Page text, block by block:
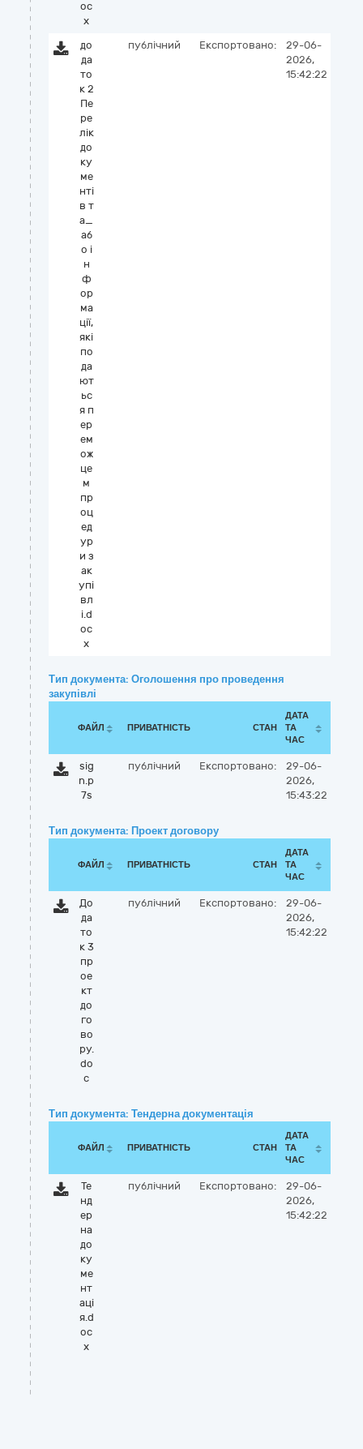
oc
x
до
да
то
к 2
Пе
ре
лік
до
ку
ме
нті
в т
а_
аб
о і
н
ф
ор
ма
ції,
які
по
да
ют
ьс
я п
ер
ем
ож
це
м
пр
оц
ед
ур
и з
ак
упі
вл
і.d
oc
x
публічний Експортовано:
29-06-
2026,
15:42:22
Тип документа: Оголошення про проведення
закупівлі
ФАЙЛ ПРИВАТНІСТЬ СТАН
ДАТА
ТА
ЧАС
sig
n.p
7s
публічний Експортовано:
29-06-
2026,
15:43:22
Тип документа: Проект договору
ФАЙЛ ПРИВАТНІСТЬ СТАН
ДАТА
ТА
ЧАС
До
да
то
к 3
пр
ое
кт
до
го
во
ру.
do
c
публічний Експортовано:
29-06-
2026,
15:42:22
Тип документа: Тендерна документація
ФАЙЛ ПРИВАТНІСТЬ СТАН
ДАТА
ТА
ЧАС
Те
нд
ер
на
до
ку
ме
нт
аці
я.d
oc
x
публічний Експортовано:
29-06-
2026,
15:42:22